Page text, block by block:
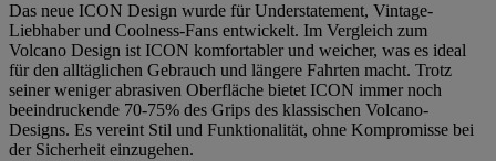
Das neue ICON Design wurde für Understatement, Vintage-
Liebhaber und Coolness-Fans entwickelt. Im Vergleich zum
Volcano Design ist ICON komfortabler und weicher, was es ideal
für den alltäglichen Gebrauch und längere Fahrten macht. Trotz
seiner weniger abrasiven Oberfläche bietet ICON immer noch
beeindruckende 70-75% des Grips des klassischen Volcano-
Designs. Es vereint Stil und Funktionalität, ohne Kompromisse bei
der Sicherheit einzugehen.